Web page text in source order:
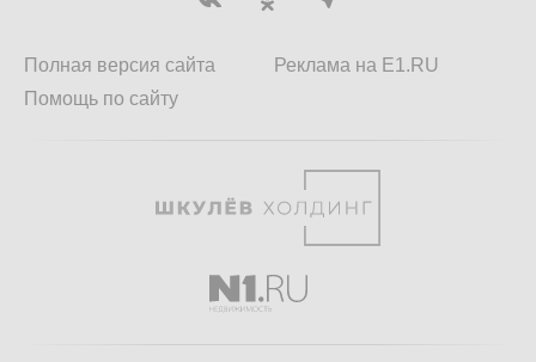
Полная версия сайта
Помощь по сайту
Реклама на E1.RU